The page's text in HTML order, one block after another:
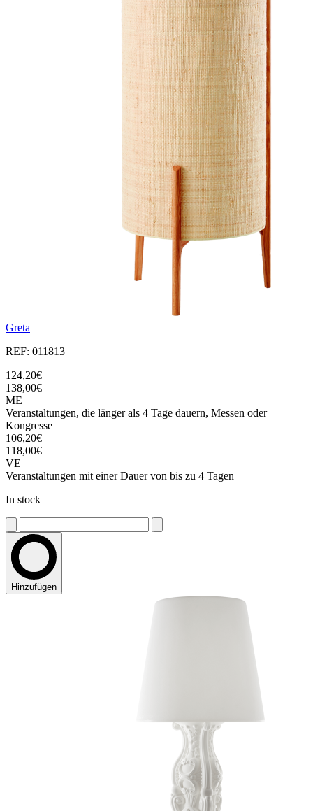
Greta
REF: 011813
124,20€
138,00€
ME
Veranstaltungen, die länger als 4 Tage dauern, Messen oder
Kongresse
106,20€
118,00€
VE
Veranstaltungen mit einer Dauer von bis zu 4 Tagen
In stock
Hinzufügen